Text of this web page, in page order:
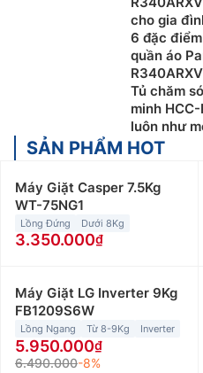
cho gia
6 đặc
quần áo
R340ARXV
Tủ chăm
minh
luôn như
SẢN PHẨM HOT
Máy Giặt Casper 7.5Kg
WT-75NG1
Lồng Đứng Dưới 8Kg
3.350.000
Máy Giặt LG Inverter 9Kg
FB1209S6W
Lồng Ngang Từ 8-9Kg Inverter
5.950.000
6.490.000-8%